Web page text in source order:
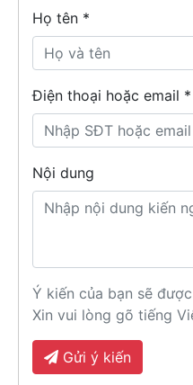
Họ tên *
Điện thoại hoặc email *
Nội dung
Ý kiến của bạn sẽ
Xin vui lòng gõ tiếng
Gửi ý kiến